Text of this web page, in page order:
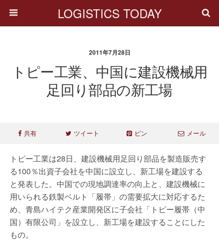
LOGISTICS TODAY
2011年7月28日
トピー工業、中国に建設機械用
足回り部品の新工場
共有 ツイート ピン メール
トピー工業は28日、建設機械用足回り部品を製造販売す
る100％出資子会社を中国に設立し、新工場を建設する
と発表した。中国での現地調達率の向上と、建設機械に
用いられる鉄製ベルト「履帯」の需要拡大に対応するた
め、青島ハイテク産業開発区に子会社「トピー履帯（中
国）有限公司」を設立し、新工場を建設することにした
もの。